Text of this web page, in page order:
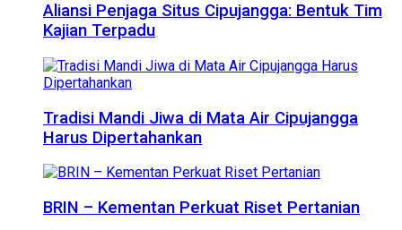
Aliansi Penjaga Situs Cipujangga: Bentuk Tim
Kajian Terpadu
Tradisi Mandi Jiwa di Mata Air Cipujangga
Harus Dipertahankan
BRIN – Kementan Perkuat Riset Pertanian